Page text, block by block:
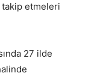
etmeleri
27 ilde